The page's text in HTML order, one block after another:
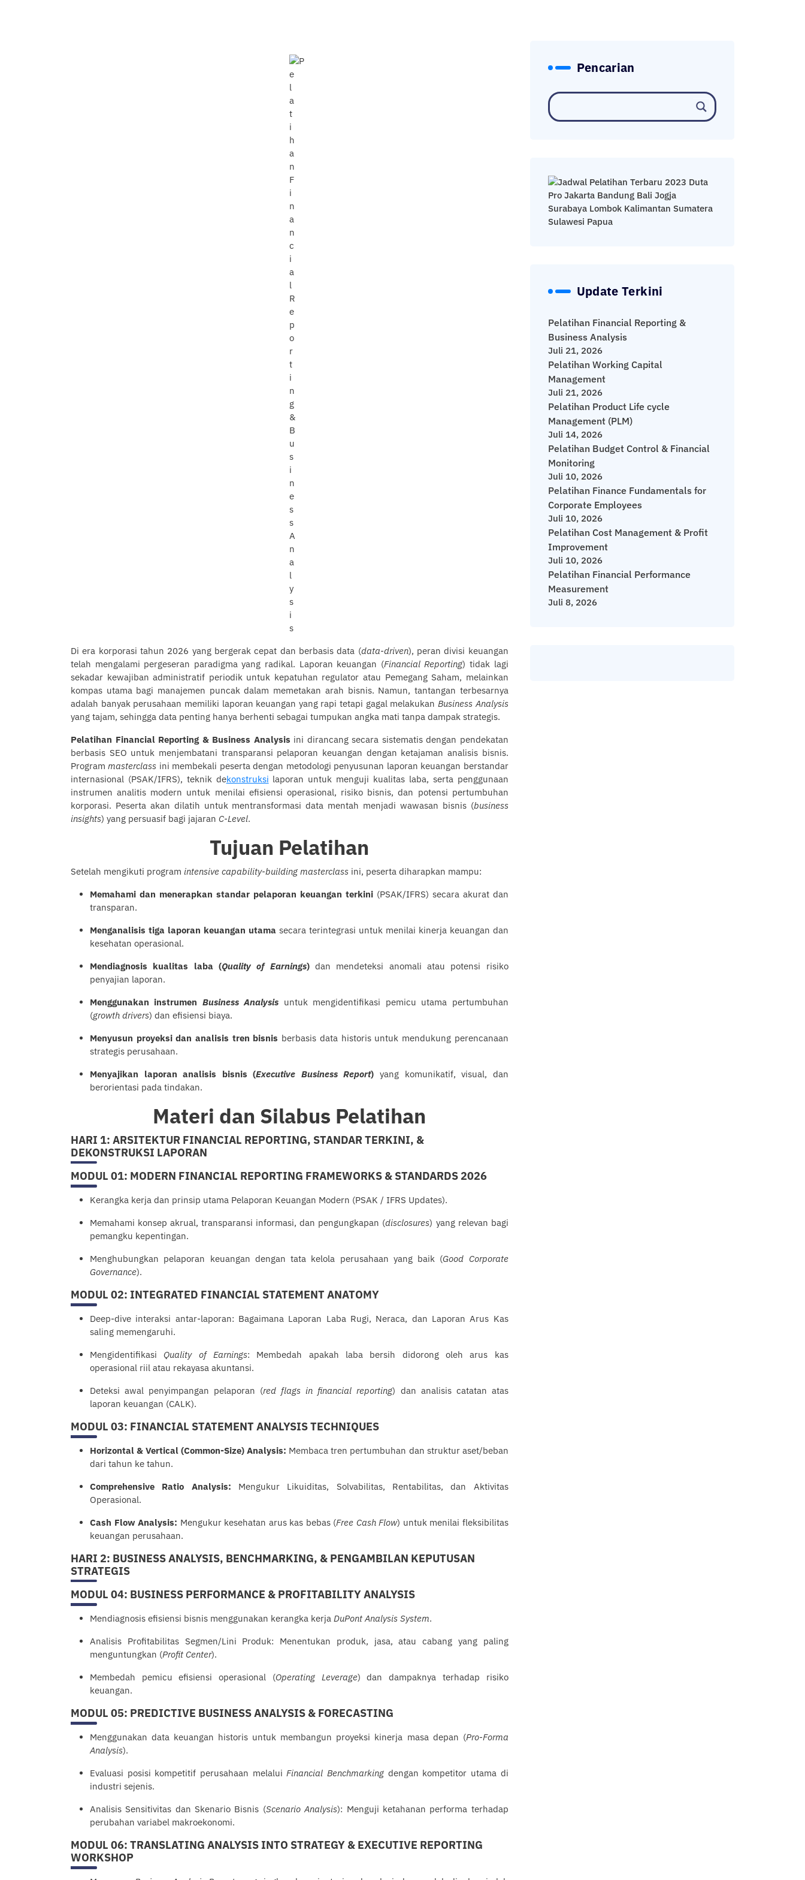
Di era korporasi tahun 2026 yang bergerak cepat dan berbasis data (data-driven), peran divisi keuangan
telah mengalami pergeseran paradigma yang radikal. Laporan keuangan (Financial Reporting) tidak lagi
sekadar kewajiban administratif periodik untuk kepatuhan regulator atau Pemegang Saham, melainkan
kompas utama bagi manajemen puncak dalam memetakan arah bisnis. Namun, tantangan terbesarnya
adalah banyak perusahaan memiliki laporan keuangan yang rapi tetapi gagal melakukanBusiness Analysis
yang tajam, sehingga data penting hanya berhenti sebagai tumpukan angka mati tanpa dampak strategis.
Pelatihan Financial Reporting & Business Analysis ini dirancang secara sistematis dengan pendekatan
berbasis SEO untuk menjembatani transparansi pelaporan keuangan dengan ketajaman analisis bisnis.
Programmasterclass ini membekali peserta dengan metodologi penyusunan laporan keuangan berstandar
internasional (PSAK/IFRS), teknik dekonstruksi laporan untuk menguji kualitas laba, serta penggunaan
instrumen analitis modern untuk menilai efisiensi operasional, risiko bisnis, dan potensi pertumbuhan
korporasi. Peserta akan dilatih untuk mentransformasi data mentah menjadi wawasan bisnis (business
insights) yang persuasif bagi jajaran C-Level.
Tujuan Pelatihan
Setelah mengikuti program intensive capability-building masterclass ini, peserta diharapkan mampu:
Memahami dan menerapkan standar pelaporan keuangan terkini(PSAK/IFRS) secara akurat dan
transparan.
Menganalisis tiga laporan keuangan utama secara terintegrasi untuk menilai kinerja keuangan dan
kesehatan operasional.
Mendiagnosis kualitas laba (Quality of Earnings)dan mendeteksi anomali atau potensi risiko
penyajian laporan.
Menggunakan instrumen Business Analysis untuk mengidentifikasi pemicu utama pertumbuhan
(growth drivers) dan efisiensi biaya.
Menyusun proyeksi dan analisis tren bisnis berbasis data historis untuk mendukung perencanaan
strategis perusahaan.
Menyajikan laporan analisis bisnis (Executive Business Report) yang komunikatif, visual, dan
berorientasi pada tindakan.
Materi dan Silabus Pelatihan
HARI 1: ARSITEKTUR FINANCIAL REPORTING, STANDAR TERKINI, &
DEKONSTRUKSI LAPORAN
MODUL 01: MODERN FINANCIAL REPORTING FRAMEWORKS & STANDARDS 2026
Kerangka kerja dan prinsip utama Pelaporan Keuangan Modern (PSAK / IFRS Updates).
Memahami konsep akrual, transparansi informasi, dan pengungkapan (disclosures) yang relevan bagi
pemangku kepentingan.
Menghubungkan pelaporan keuangan dengan tata kelola perusahaan yang baik (Good Corporate
Governance).
MODUL 02: INTEGRATED FINANCIAL STATEMENT ANATOMY
Deep-dive interaksi antar-laporan: Bagaimana Laporan Laba Rugi, Neraca, dan Laporan Arus Kas
saling memengaruhi.
MengidentifikasiQuality of Earnings: Membedah apakah laba bersih didorong oleh arus kas
operasional riil atau rekayasa akuntansi.
Deteksi awal penyimpangan pelaporan (red flags in financial reporting) dan analisis catatan atas
laporan keuangan (CALK).
MODUL 03: FINANCIAL STATEMENT ANALYSIS TECHNIQUES
Horizontal & Vertical (Common-Size) Analysis: Membaca tren pertumbuhan dan struktur aset/beban
dari tahun ke tahun.
Comprehensive Ratio Analysis: Mengukur Likuiditas, Solvabilitas, Rentabilitas, dan Aktivitas
Operasional.
Cash Flow Analysis: Mengukur kesehatan arus kas bebas (Free Cash Flow) untuk menilai fleksibilitas
keuangan perusahaan.
HARI 2: BUSINESS ANALYSIS, BENCHMARKING, & PENGAMBILAN KEPUTUSAN
STRATEGIS
MODUL 04: BUSINESS PERFORMANCE & PROFITABILITY ANALYSIS
Mendiagnosis efisiensi bisnis menggunakan kerangka kerja DuPont Analysis System.
Analisis Profitabilitas Segmen/Lini Produk: Menentukan produk, jasa, atau cabang yang paling
menguntungkan (Profit Center).
Membedah pemicu efisiensi operasional (Operating Leverage) dan dampaknya terhadap risiko
keuangan.
MODUL 05: PREDICTIVE BUSINESS ANALYSIS & FORECASTING
Menggunakan data keuangan historis untuk membangun proyeksi kinerja masa depan (Pro-Forma
Analysis).
Evaluasi posisi kompetitif perusahaan melaluiFinancial Benchmarking dengan kompetitor utama di
industri sejenis.
Analisis Sensitivitas dan Skenario Bisnis (Scenario Analysis): Menguji ketahanan performa terhadap
perubahan variabel makroekonomi.
MODUL 06: TRANSLATING ANALYSIS INTO STRATEGY & EXECUTIVE REPORTING
WORKSHOP
Pencarian
Update Terkini
Pelatihan Financial Reporting &
Business Analysis
Juli 21, 2026
Pelatihan Working Capital
Management
Juli 21, 2026
Pelatihan Product Life cycle
Management (PLM)
Juli 14, 2026
Pelatihan Budget Control & Financial
Monitoring
Juli 10, 2026
Pelatihan Finance Fundamentals for
Corporate Employees
Juli 10, 2026
Pelatihan Cost Management & Profit
Improvement
Juli 10, 2026
Pelatihan Financial Performance
Measurement
Juli 8, 2026